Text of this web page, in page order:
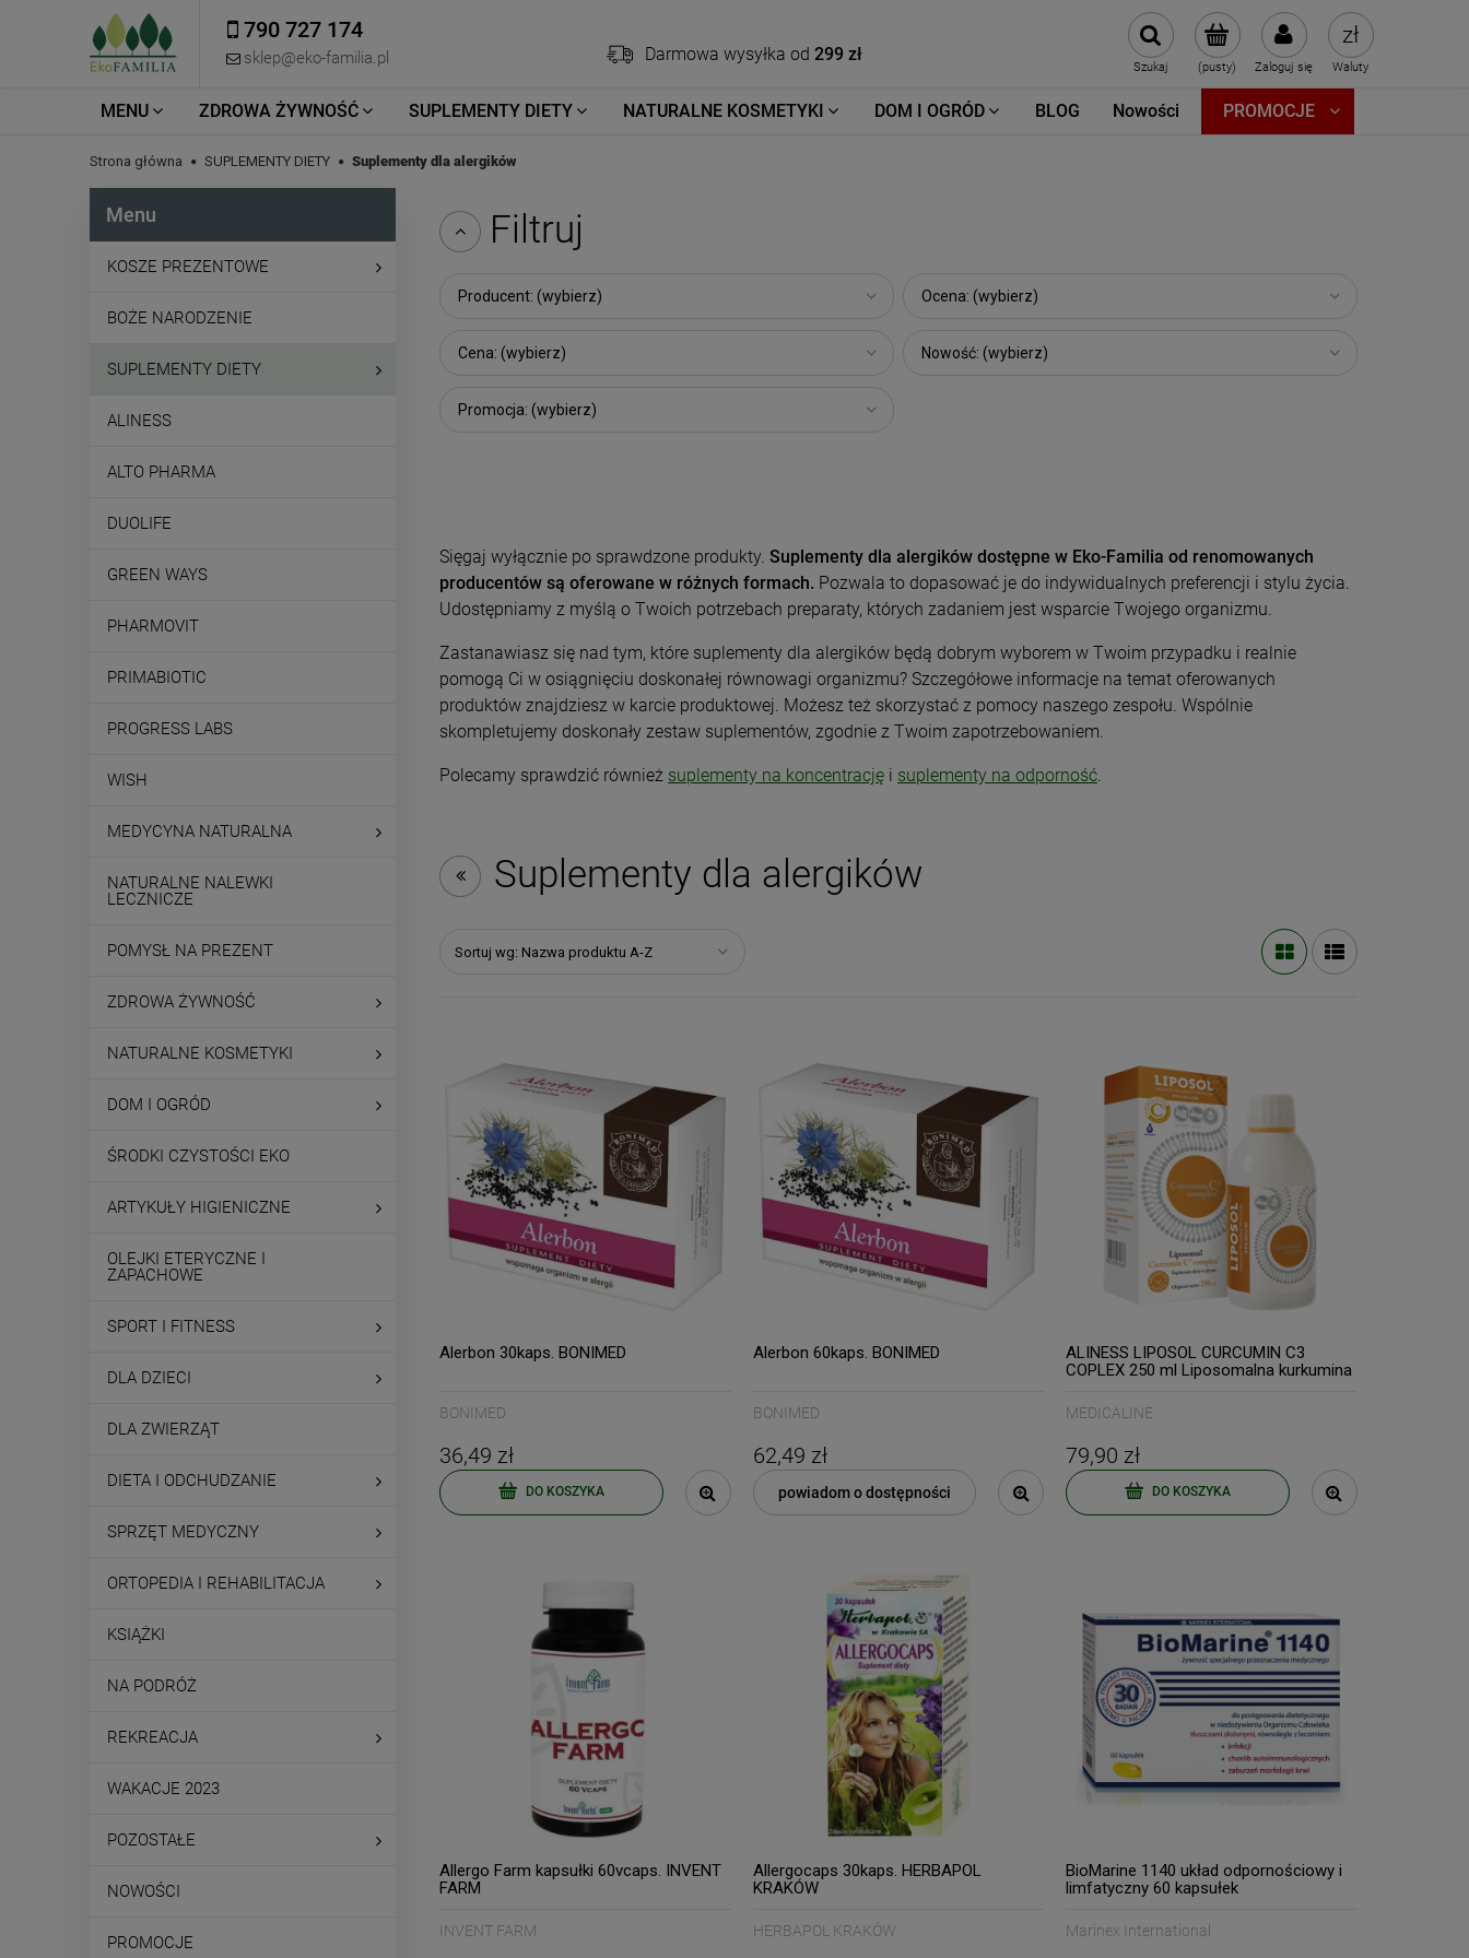
Darmowa wysyłka od 299 zł
790 727 174
sklep@eko-familia.pl (pusty) Zaloguj się
Szukaj Waluty
MENU ZDROWA ŻYWNOŚĆ SUPLEMENTY DIETY NATURALNE KOSMETYKI DOM I OGRÓD BLOG Nowości PROMOCJE
Strona główna SUPLEMENTY DIETY Suplementy dla alergików
Menu
KOSZE PREZENTOWE
BOŻE NARODZENIE
SUPLEMENTY DIETY
ALINESS
ALTO PHARMA
DUOLIFE
GREEN WAYS
PHARMOVIT
PRIMABIOTIC
PROGRESS LABS
WISH
MEDYCYNA NATURALNA
NATURALNE NALEWKI
LECZNICZE
POMYSŁ NA PREZENT
ZDROWA ŻYWNOŚĆ
NATURALNE KOSMETYKI
DOM I OGRÓD
ŚRODKI CZYSTOŚCI EKO
ARTYKUŁY HIGIENICZNE
OLEJKI ETERYCZNE I
ZAPACHOWE
SPORT I FITNESS
DLA DZIECI
DLA ZWIERZĄT
DIETA I ODCHUDZANIE
SPRZĘT MEDYCZNY
ORTOPEDIA I REHABILITACJA
KSIĄŻKI
NA PODRÓŻ
REKREACJA
WAKACJE 2023
POZOSTAŁE
NOWOŚCI
PROMOCJE
Filtruj
Producent: (wybierz) Ocena: (wybierz)
Cena: (wybierz) Nowość: (wybierz)
Promocja: (wybierz)
Sięgaj wyłącznie po sprawdzone produkty. Suplementy dla alergików dostępne w Eko-Familia od renomowanych
producentów są oferowane w różnych formach. Pozwala to dopasować je do indywidualnych preferencji i stylu życia.
Udostępniamy z myślą o Twoich potrzebach preparaty, których zadaniem jest wsparcie Twojego organizmu.
Zastanawiasz się nad tym, które suplementy dla alergików będą dobrym wyborem w Twoim przypadku i realnie
pomogą Ci w osiągnięciu doskonałej równowagi organizmu? Szczegółowe informacje na temat oferowanych
produktów znajdziesz w karcie produktowej. Możesz też skorzystać z pomocy naszego zespołu. Wspólnie
skompletujemy doskonały zestaw suplementów, zgodnie z Twoim zapotrzebowaniem.
Polecamy sprawdzić również suplementy na koncentrację i suplementy na odporność.
Suplementy dla alergików
Sortuj wg: Nazwa produktu A-Z
Alerbon 30kaps. BONIMED
BONIMED
36,49 zł
DO KOSZYKA
Alerbon 60kaps. BONIMED
BONIMED
62,49 zł
powiadom o dostępności
ALINESS LIPOSOL CURCUMIN C3
COPLEX 250 ml Liposomalna kurkumina
MEDICALINE
79,90 zł
DO KOSZYKA
Allergo Farm kapsułki 60vcaps. INVENT
FARM
INVENT FARM
Allergocaps 30kaps. HERBAPOL
KRAKÓW
HERBAPOL KRAKÓW
BioMarine 1140 układ odpornościowy i
limfatyczny 60 kapsułek
Marinex International